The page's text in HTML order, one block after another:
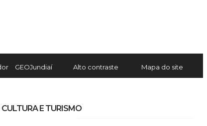
GEOJundiaí Alto contraste Mapa do site
CULTURA E TURISMO